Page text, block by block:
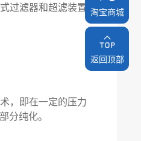
过滤器和超滤装置组
，即在一定的压力
分纯化。
淘宝商城
淘宝商城
返回顶部
返回顶部